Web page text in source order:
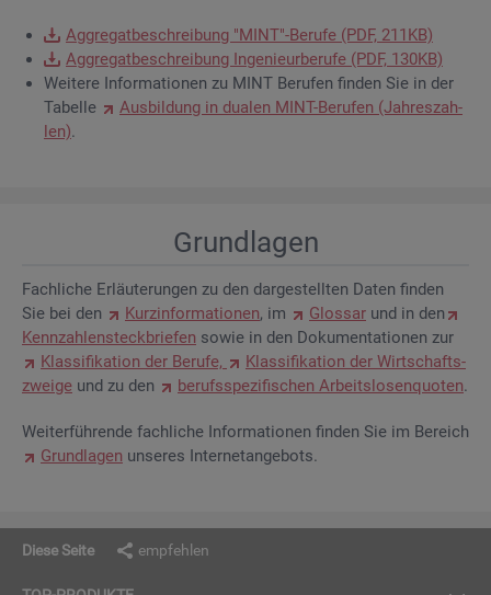
Ag­gre­gat­be­schrei­bung "MINT"-Be­ru­fe (PDF, 211KB)
Ag­gre­gat­be­schrei­bung In­ge­nieur­be­ru­fe (PDF, 130KB)
Wei­te­re In­for­ma­tio­nen zu MINT Be­ru­fen fin­den Sie in der
Ta­bel­le
Aus­bil­dung in dua­len MINT-Be­ru­fen (Jah­res­zah­
len).
Grund­la­gen
Fach­li­che Er­läu­te­run­gen zu den dar­ge­stell­ten Daten fin­den
Sie bei den
Kurz­in­for­ma­tio­nen, im Glos­sar und in den
Kenn­zah­len­steck­brie­fen sowie in den Do­ku­men­ta­tio­nen zur
Klas­si­fi­ka­ti­on der Be­ru­fe,
Klas­si­fi­ka­ti­on der Wirt­schafts­
zwei­ge und zu den be­rufs­spe­zi­fi­schen Ar­beits­lo­sen­quo­ten.
Wei­ter­füh­ren­de fach­li­che In­for­ma­tio­nen fin­den Sie im Be­reich
Grund­la­gen un­se­res In­ter­net­an­ge­bots.
Diese Seite empfehlen